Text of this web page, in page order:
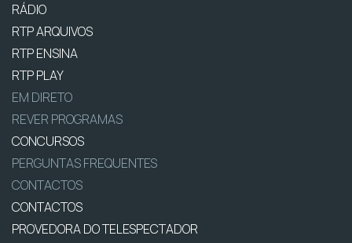
RÁDIO
RTP ARQUIVOS
RTP ENSINA
RTP PLAY
EM DIRETO
REVER PROGRAMAS
CONCURSOS
PERGUNTAS FREQUENTES
CONTACTOS
CONTACTOS
PROVEDORA DO TELESPECTADOR